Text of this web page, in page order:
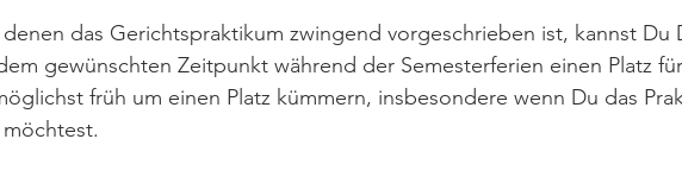
das Gerichtspraktikum zwingend vorgeschrieben ist, kannst Du
gewünschten Zeitpunkt während der Semesterferien einen Platz
früh um einen Platz kümmern, insbesondere wenn Du das